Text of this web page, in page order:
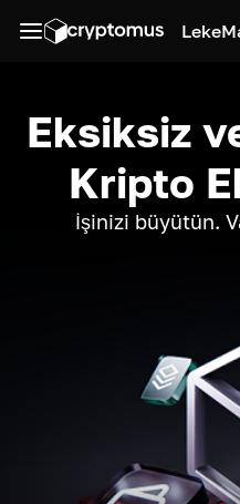
Leke
Eksiksiz
Kripto
İşinizi büyütün.